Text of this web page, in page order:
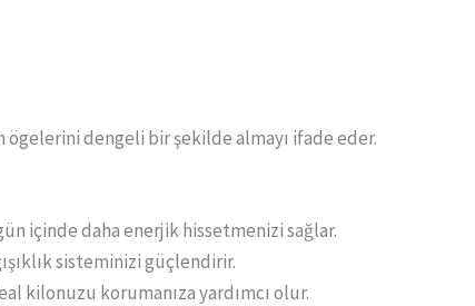
dengeli bir şekilde almayı ifade eder.
içinde daha enerjik hissetmenizi sağlar.
sisteminizi güçlendirir.
kilonuzu korumanıza yardımcı olur.